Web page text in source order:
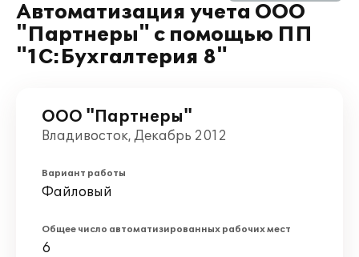
Автоматизация учета ООО
"Партнеры" с помощью ПП
"1С:Бухгалтерия 8"
ООО "Партнеры"
Владивосток, Декабрь 2012
Вариант работы
Файловый
Общее число автоматизированных рабочих мест
6